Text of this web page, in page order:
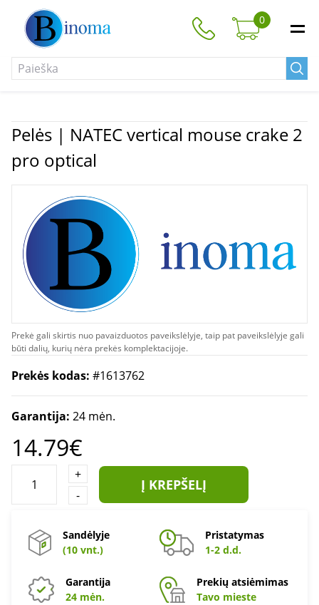
0
Pelės | NATEC vertical mouse crake 2
pro optical
Prekė gali skirtis nuo pavaizduotos paveikslėlyje, taip pat paveikslėlyje gali
būti dalių, kurių nėra prekės komplektacijoje.
Prekės kodas: #1613762
Garantija: 24 mėn.
14.79€
+
-
Į KREPŠELĮ
Sandėlyje
(10 vnt.)
Pristatymas
1-2 d.d.
Garantija
24 mėn.
Prekių atsiėmimas
Tavo mieste